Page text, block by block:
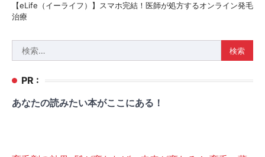
【eLife（イーライフ）】スマホ完結！医師が処方するオンライン発毛
治療
索:
PR :
あなたの読みたい本がここにある！